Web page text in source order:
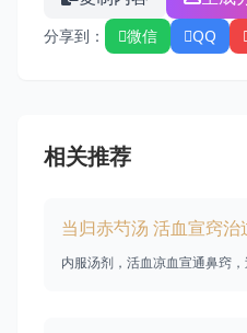
分享到： 微信 QQ
相关推荐
当归赤芍汤 活血宣窍治
内服汤剂，活血凉血宣通鼻窍